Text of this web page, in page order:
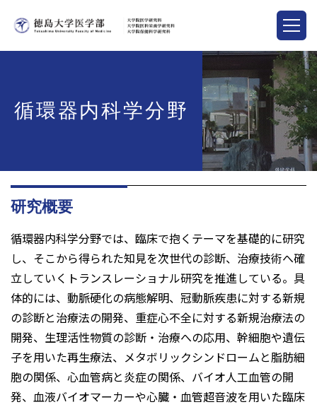
循環器内科学分野
研究概要
循環器内科学分野では、臨床で抱くテーマを基礎的に研究
し、そこから得られた知見を次世代の診断、治療技術へ確
立していくトランスレーショナル研究を推進している。具
体的には、動脈硬化の病態解明、冠動脈疾患に対する新規
の診断と治療法の開発、重症心不全に対する新規治療法の
開発、生理活性物質の診断・治療への応用、幹細胞や遺伝
子を用いた再生療法、メタボリックシンドロームと脂肪細
胞の関係、心血管病と炎症の関係、バイオ人工血管の開
発、血液バイオマーカーや心臓・血管超音波を用いた臨床